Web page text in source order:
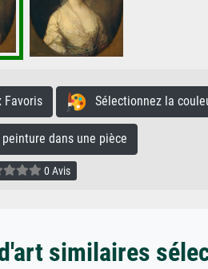
Favoris Sélectionnez la
dans une pièce
0 Avis
similaires